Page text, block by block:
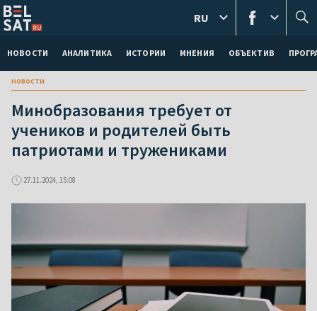
НОВОСТИ АНАЛИТИКА ИСТОРИИ МНЕНИЯ ОБЪЕКТИВ
RU
новости
Минобразования требует от
учеников и родителей быть
патриотами и тружениками
27.11.2024, 15:08